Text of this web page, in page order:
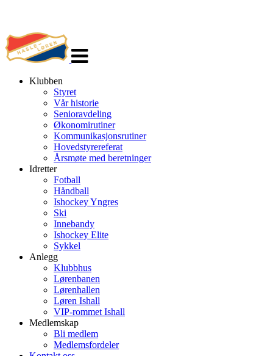
navigasjon
Klubben
Styret
Vår historie
Senioravdeling
Økonomirutiner
Kommunikasjonsrutiner
Hovedstyrereferat
Årsmøte med beretninger
Idretter
Fotball
Håndball
Ishockey Yngres
Ski
Innebandy
Ishockey Elite
Sykkel
Anlegg
Klubbhus
Lørenbanen
Lørenhallen
Løren Ishall
VIP-rommet Ishall
Medlemskap
Bli medlem
Medlemsfordeler